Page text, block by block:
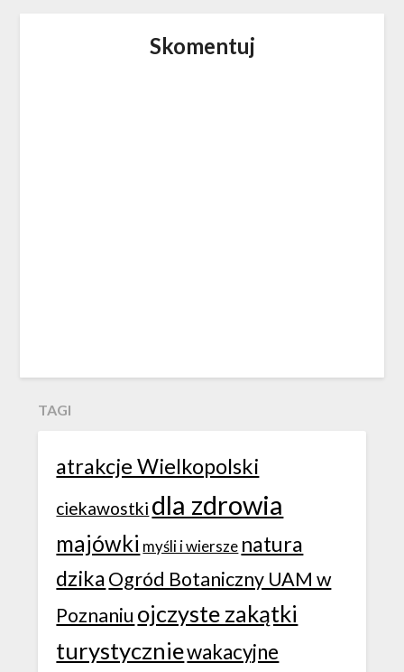
Skomentuj
TAGI
atrakcje Wielkopolski
ciekawostki dla zdrowia
majówki myśli i wiersze natura
dzikaOgród Botaniczny UAM w
Poznaniu ojczyste zakątki
turystyczniewakacyjne